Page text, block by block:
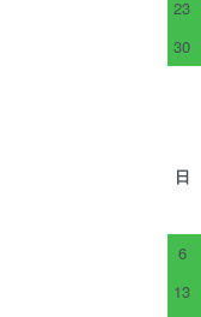
23
30
日
6
13